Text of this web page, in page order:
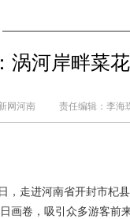
涡河岸畔菜
网河南 责任编辑：李海
走进河南省开封市杞
画卷，吸引众多游客前